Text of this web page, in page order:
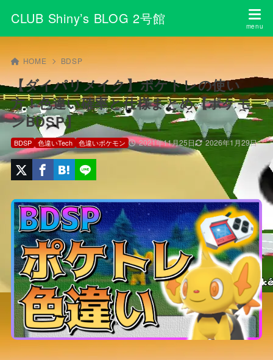
CLUB Shiny’s BLOG 2号館
HOME BDSP
【ダイパリメイク】ポケトレの使い
方！色違い確率と仕様まとめ【ポケモ
ンBDSP】
2021年11月25日 2026年1月29日
BDSP 色違いTech 色違いポケモン